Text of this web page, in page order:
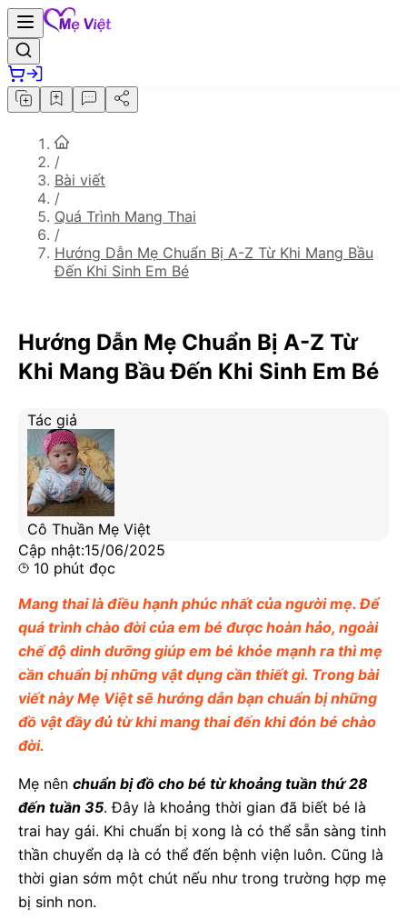
/
Bài viết
/
Quá Trình Mang Thai
/
Hướng Dẫn Mẹ Chuẩn Bị A-Z Từ Khi Mang Bầu
Đến Khi Sinh Em Bé
Hướng Dẫn Mẹ Chuẩn Bị A-Z Từ
Khi Mang Bầu Đến Khi Sinh Em Bé
Tác giả
Cô Thuần Mẹ Việt
Cập nhật:15/06/2025
10 phút đọc
Mang thai là điều hạnh phúc nhất của người mẹ. Để
quá trình chào đời của em bé được hoàn hảo, ngoài
chế độ dinh dưỡng giúp em bé khỏe mạnh ra thì mẹ
cần chuẩn bị những vật dụng cần thiết gì. Trong bài
viết này Mẹ Việt sẽ hướng dẫn bạn chuẩn bị những
đồ vật đầy đủ từ khi mang thai đến khi đón bé chào
đời.
Mẹ nên chuẩn bị đồ cho bé từ khoảng tuần thứ 28
đến tuần 35. Đây là khoảng thời gian đã biết bé là
trai hay gái. Khi chuẩn bị xong là có thể sẵn sàng tinh
thần chuyển dạ là có thể đến bệnh viện luôn. Cũng là
thời gian sớm một chút nếu như trong trường hợp mẹ
bị sinh non.